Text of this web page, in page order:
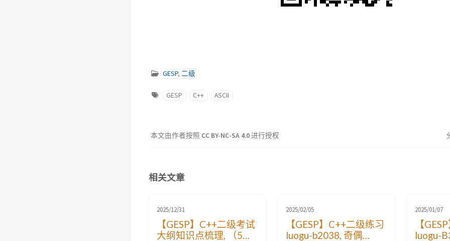
GESP, 二级
GESP C++ ASCII
本文由作者按照 CC BY-NC-SA 4.0进行授权
相关文章
2025/12/31
【GESP】C++二级考试
大纲知识点梳理, （5）
2025/02/05
【GESP】C++二级练习
luogu-b2038, 奇偶
2025/01/07
【
luogu-